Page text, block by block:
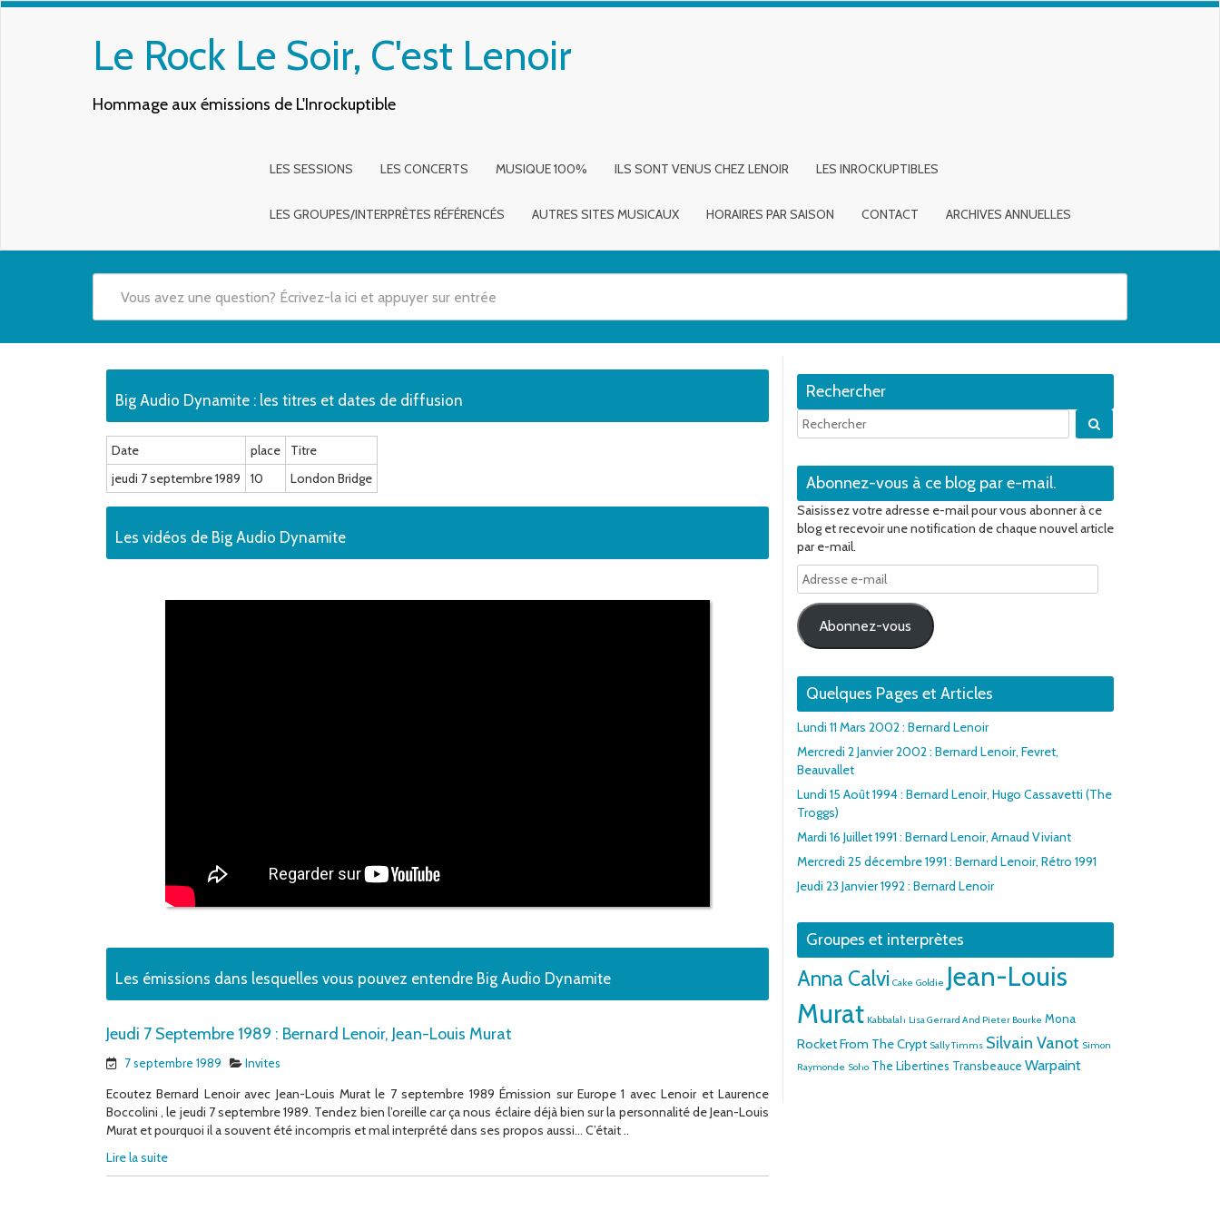
Le Rock Le Soir, C'est Lenoir
Hommage aux émissions de L'Inrockuptible
LES SESSIONS LES CONCERTS MUSIQUE 100% ILS SONT VENUS CHEZ LENOIR LES INROCKUPTIBLES
LES GROUPES/INTERPRÈTES RÉFÉRENCÉS AUTRES SITES MUSICAUX HORAIRES PAR SAISON CONTACT ARCHIVES ANNUELLES
Big Audio Dynamite : les titres et dates de diffusion
Date place
Titre
jeudi 7 septembre 1989
10 London Bridge
Les vidéos de Big Audio Dynamite
Les émissions dans lesquelles vous pouvez entendre Big Audio Dynamite
Jeudi 7 Septembre 1989 : Bernard Lenoir, Jean-Louis Murat
7 septembre 1989 Invites
Ecoutez Bernard Lenoir avec Jean-Louis Murat le 7 septembre 1989 Émission sur Europe 1 avec Lenoir et Laurence
Boccolini , le jeudi 7 septembre 1989. Tendez bien l’oreille car ça nous éclaire déjà bien sur la personnalité de Jean-Louis
Murat et pourquoi il a souvent été incompris et mal interprété dans ses propos aussi… C’était ..
Lire la suite
Rechercher
Abonnez-vous à ce blog par e-mail.
Saisissez votre adresse e-mail pour vous abonner à ce
blog et recevoir une notification de chaque nouvel article
par e-mail.
Adresse
e-
mail
Abonnez-vous
Quelques Pages et Articles
Lundi 11 Mars 2002 : Bernard Lenoir
Mercredi 2 Janvier 2002 : Bernard Lenoir, Fevret,
Beauvallet
Lundi 15 Août 1994 : Bernard Lenoir, Hugo Cassavetti (The
Troggs)
Mardi 16 Juillet 1991 : Bernard Lenoir, Arnaud Viviant
Mercredi 25 décembre 1991 : Bernard Lenoir, Rétro 1991
Jeudi 23 Janvier 1992 : Bernard Lenoir
Groupes et interprètes
Anna Calvi Cake Goldie Jean-Louis
Murat Kabbalah Lisa Gerrard And Pieter Bourke Mona
Rocket From The Crypt Sally Timms Silvain Vanot Simon
Raymonde Soho The Libertines Transbeauce Warpaint